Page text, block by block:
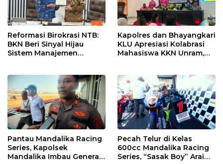
Reformasi Birokrasi NTB:
BKN Beri Sinyal Hijau
Sistem Manajemen
Kapolres dan Bhayangkari
KLU Apresiasi Kolabrasi
Mahasiswa KKN Unram,
Pantau Mandalika Racing
Series, Kapolsek
Mandalika Imbau Generasi
Pecah Telur di Kelas
600cc Mandalika Racing
Series, “Sasak Boy” Arai